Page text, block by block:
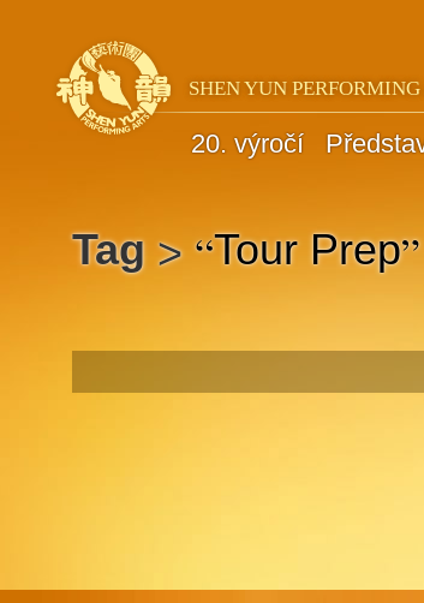
SHEN YUN PERFORMING
20. výročí
Tag> “Tour Prep”